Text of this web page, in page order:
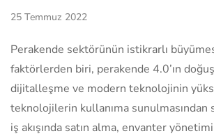
25 Temmuz 2022
Perakende sektörünün istikrarlı
faktörlerden biri, perakende 4.0’ın
dijitalleşme ve modern teknolojinin
teknolojilerin kullanıma sunulmasından
iş akışında satın alma, envanter